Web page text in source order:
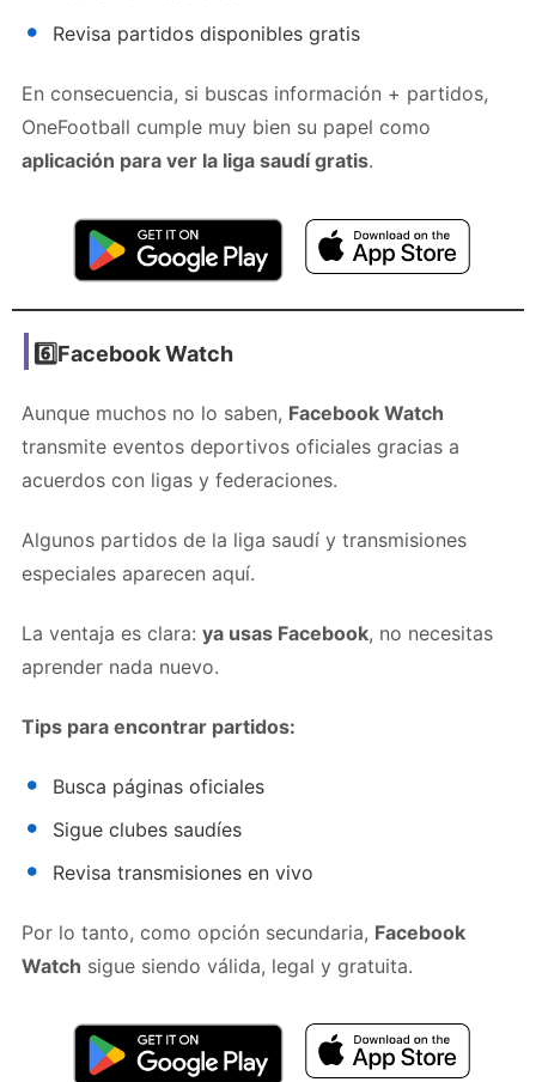
Revisa partidos disponibles gratis
En consecuencia, si buscas información + partidos,
OneFootball cumple muy bien su papel como
aplicación para ver la liga saudí gratis.
6️⃣Facebook Watch
Aunque muchos no lo saben, Facebook Watch
transmite eventos deportivos oficiales gracias a
acuerdos con ligas y federaciones.
Algunos partidos de la liga saudí y transmisiones
especiales aparecen aquí.
La ventaja es clara: ya usas Facebook, no necesitas
aprender nada nuevo.
Tips para encontrar partidos:
Busca páginas oficiales
Sigue clubes saudíes
Revisa transmisiones en vivo
Por lo tanto, como opción secundaria, Facebook
Watch sigue siendo válida, legal y gratuita.